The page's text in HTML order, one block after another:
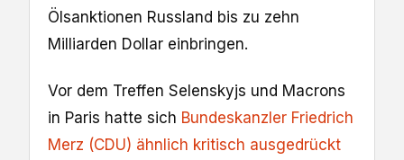
Ölsanktionen Russland bis zu zehn
Milliarden Dollar einbringen.
Vor dem Treffen Selenskyjs und Macrons
in Paris hatte sich Bundeskanzler Friedrich
Merz (CDU) ähnlich kritisch ausgedrückt